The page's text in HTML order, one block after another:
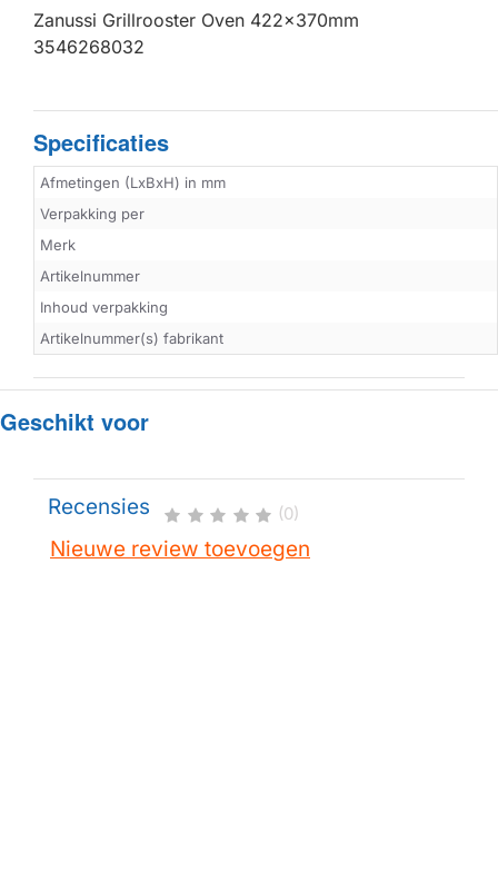
Zanussi Grillrooster Oven 422x370mm
3546268032
Specificaties
Afmetingen (LxBxH) in mm
Verpakking per
Merk
Artikelnummer
Inhoud verpakking
Artikelnummer(s) fabrikant
Geschikt voor
Recensies (0)
Nieuwe review toevoegen